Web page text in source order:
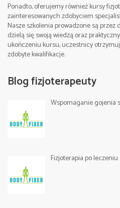
Ponadto, oferujemy również kursy
zainteresowanych zdobyciem
Nasze szkolenia prowadzone są
dzielą się swoją wiedzą oraz
ukończeniu kursu, uczestnicy
zdobyte kwalifikacje.
Blog fizjoterapeuty
Wspomaganie gojenia
Fizjoterapia po